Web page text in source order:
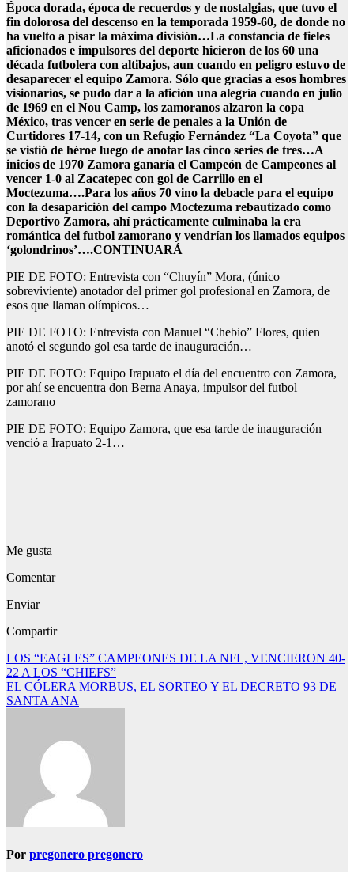
Época dorada, época de recuerdos y de nostalgias, que tuvo el
fin dolorosa del descenso en la temporada 1959-60, de donde no
ha vuelto a pisar la máxima división…La constancia de fieles
aficionados e impulsores del deporte hicieron de los 60 una
década futbolera con altibajos, aun cuando en peligro estuvo de
desaparecer el equipo Zamora. Sólo que gracias a esos hombres
visionarios, se pudo dar a la afición una alegría cuando en julio
de 1969 en el Nou Camp, los zamoranos alzaron la copa
México, tras vencer en serie de penales a la Unión de
Curtidores 17-14, con un Refugio Fernández “La Coyota” que
se vistió de héroe luego de anotar las cinco series de tres…A
inicios de 1970 Zamora ganaría el Campeón de Campeones al
vencer 1-0 al Zacatepec con gol de Carrillo en el
Moctezuma….Para los años 70 vino la debacle para el equipo
con la desaparición del campo Moctezuma rebautizado como
Deportivo Zamora, ahí prácticamente culminaba la era
romántica del futbol zamorano y vendrían los llamados equipos
‘golondrinos’….CONTINUARÁ
PIE DE FOTO: Entrevista con “Chuyín” Mora, (único
sobreviviente) anotador del primer gol profesional en Zamora, de
esos que llaman olímpicos…
PIE DE FOTO: Entrevista con Manuel “Chebio” Flores, quien
anotó el segundo gol esa tarde de inauguración…
PIE DE FOTO: Equipo Irapuato el día del encuentro con Zamora,
por ahí se encuentra don Berna Anaya, impulsor del futbol
zamorano
PIE DE FOTO: Equipo Zamora, que esa tarde de inauguración
venció a Irapuato 2-1…
Me gusta
Comentar
Enviar
Compartir
Navegación
de
entradas
LOS “EAGLES” CAMPEONES DE LA NFL, VENCIERON 40-
22 A LOS “CHIEFS”
EL CÓLERA MORBUS, EL SORTEO Y EL DECRETO 93 DE
SANTA ANA
Por pregonero pregonero